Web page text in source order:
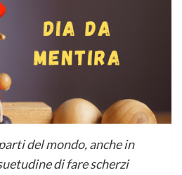
del mondo, anche in
di fare scherzi